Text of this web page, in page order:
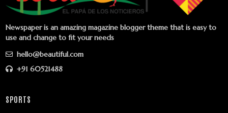
Newspaper is an amazing magazine blogger theme that is easy to
use and change to fit your needs
hello@beautiful.com
+91 60521488
SPORTS